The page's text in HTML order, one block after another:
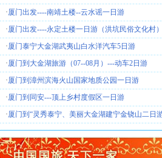
·厦门出发----南靖土楼--云水谣一日游
·厦门出发----永定土楼一日游（洪坑民俗文化村
·厦门泰宁大金湖武夷山白水洋汽车5日游
·厦门到大金湖旅游（07--08月）---动车2日游
·厦门到漳州滨海火山国家地质公园一日游
·厦门到同安---顶上乡村度假区一日游
·厦门到“灵秀泰宁、美丽大金湖建宁金铙山二日